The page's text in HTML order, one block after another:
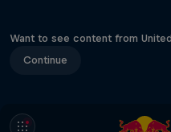
Want to see content from
Continue